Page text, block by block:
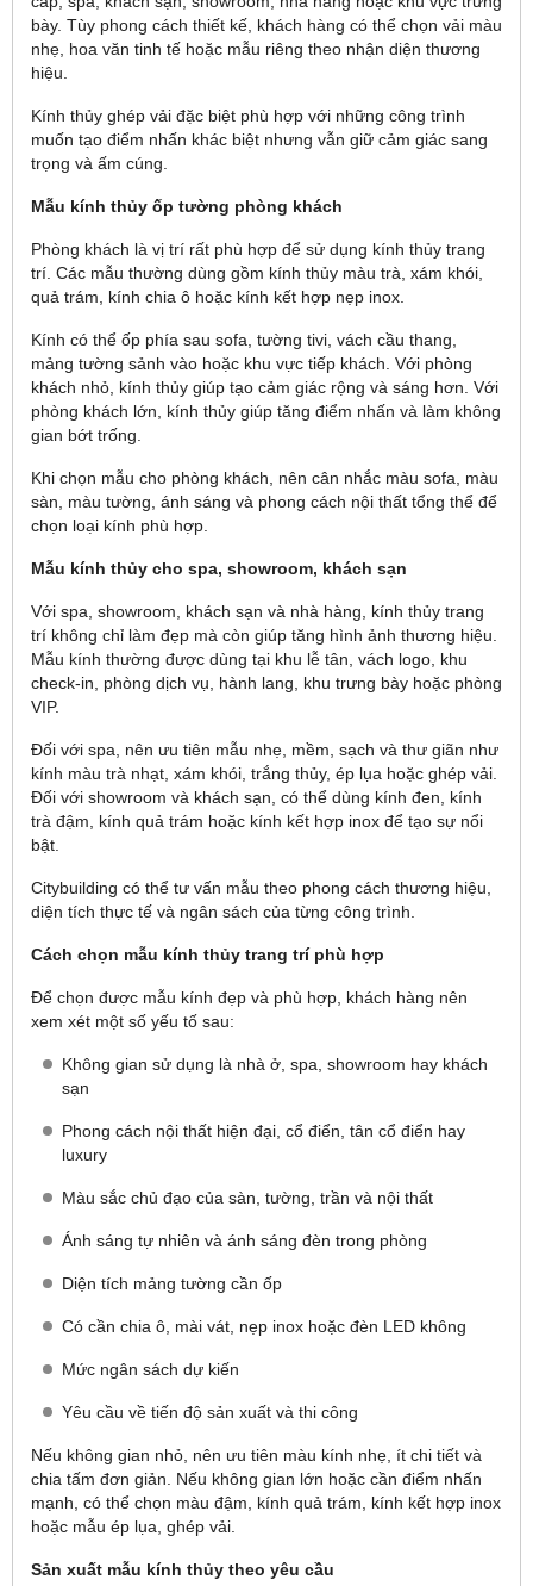
bày. Tùy phong cách thiết kế, khách hàng có thể chọn vải màu
nhẹ, hoa văn tinh tế hoặc mẫu riêng theo nhận diện thương
hiệu.
Kính thủy ghép vải đặc biệt phù hợp với những công trình
muốn tạo điểm nhấn khác biệt nhưng vẫn giữ cảm giác sang
trọng và ấm cúng.
Mẫu kính thủy ốp tường phòng khách
Phòng khách là vị trí rất phù hợp để sử dụng kính thủy trang
trí. Các mẫu thường dùng gồm kính thủy màu trà, xám khói,
quả trám, kính chia ô hoặc kính kết hợp nẹp inox.
Kính có thể ốp phía sau sofa, tường tivi, vách cầu thang,
mảng tường sảnh vào hoặc khu vực tiếp khách. Với phòng
khách nhỏ, kính thủy giúp tạo cảm giác rộng và sáng hơn. Với
phòng khách lớn, kính thủy giúp tăng điểm nhấn và làm không
gian bớt trống.
Khi chọn mẫu cho phòng khách, nên cân nhắc màu sofa, màu
sàn, màu tường, ánh sáng và phong cách nội thất tổng thể để
chọn loại kính phù hợp.
Mẫu kính thủy cho spa, showroom, khách sạn
Với spa, showroom, khách sạn và nhà hàng, kính thủy trang
trí không chỉ làm đẹp mà còn giúp tăng hình ảnh thương hiệu.
Mẫu kính thường được dùng tại khu lễ tân, vách logo, khu
check-in, phòng dịch vụ, hành lang, khu trưng bày hoặc phòng
VIP.
Đối với spa, nên ưu tiên mẫu nhẹ, mềm, sạch và thư giãn như
kính màu trà nhạt, xám khói, trắng thủy, ép lụa hoặc ghép vải.
Đối với showroom và khách sạn, có thể dùng kính đen, kính
trà đậm, kính quả trám hoặc kính kết hợp inox để tạo sự nổi
bật.
Citybuilding có thể tư vấn mẫu theo phong cách thương hiệu,
diện tích thực tế và ngân sách của từng công trình.
Cách chọn mẫu kính thủy trang trí phù hợp
Để chọn được mẫu kính đẹp và phù hợp, khách hàng nên
xem xét một số yếu tố sau:
Không gian sử dụng là nhà ở, spa, showroom hay khách
sạn
Phong cách nội thất hiện đại, cổ điển, tân cổ điển hay
luxury
Màu sắc chủ đạo của sàn, tường, trần và nội thất
Ánh sáng tự nhiên và ánh sáng đèn trong phòng
Diện tích mảng tường cần ốp
Có cần chia ô, mài vát, nẹp inox hoặc đèn LED không
Mức ngân sách dự kiến
Yêu cầu về tiến độ sản xuất và thi công
Nếu không gian nhỏ, nên ưu tiên màu kính nhẹ, ít chi tiết và
chia tấm đơn giản. Nếu không gian lớn hoặc cần điểm nhấn
mạnh, có thể chọn màu đậm, kính quả trám, kính kết hợp inox
hoặc mẫu ép lụa, ghép vải.
Sản xuất mẫu kính thủy theo yêu cầu